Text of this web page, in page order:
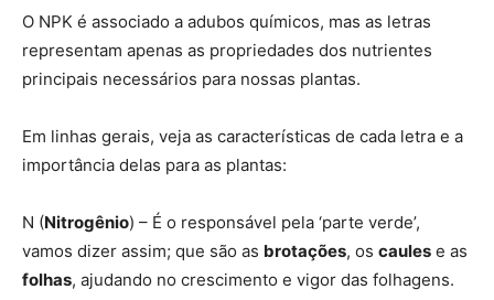
O NPK é associado a adubos químicos, mas as letras
representam apenas as propriedades dos nutrientes
principais necessários para nossas plantas.
Em linhas gerais, veja as características de cada letra e a
importância delas para as plantas:
N (Nitrogênio) – É o responsável pela ‘parte verde’,
vamos dizer assim; que são as brotações, os caules e as
folhas, ajudando no crescimento e vigor das folhagens.